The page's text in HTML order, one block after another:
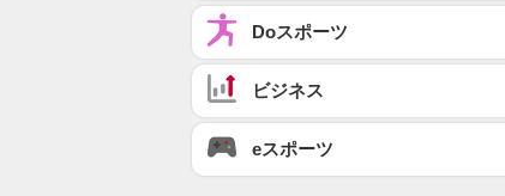
Doスポーツ
ビジネス
eスポーツ